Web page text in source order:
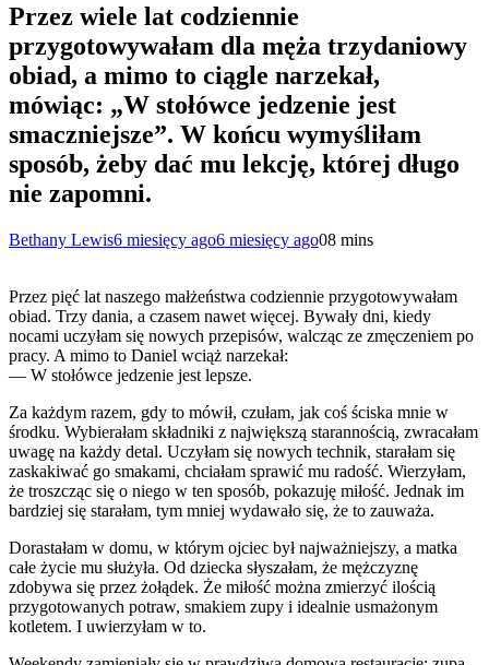
Przez wiele lat codziennie
przygotowywałam dla męża trzydaniowy
obiad, a mimo to ciągle narzekał,
mówiąc: „W stołówce jedzenie jest
smaczniejsze”. W końcu wymyśliłam
sposób, żeby dać mu lekcję, której długo
nie zapomni.
Bethany Lewis6 miesięcy ago6 miesięcy ago08 mins
Przez pięć lat naszego małżeństwa codziennie przygotowywałam
obiad. Trzy dania, a czasem nawet więcej. Bywały dni, kiedy
nocami uczyłam się nowych przepisów, walcząc ze zmęczeniem po
pracy. A mimo to Daniel wciąż narzekał:
— W stołówce jedzenie jest lepsze.
Za każdym razem, gdy to mówił, czułam, jak coś ściska mnie w
środku. Wybierałam składniki z największą starannością, zwracałam
uwagę na każdy detal. Uczyłam się nowych technik, starałam się
zaskakiwać go smakami, chciałam sprawić mu radość. Wierzyłam,
że troszcząc się o niego w ten sposób, pokazuję miłość. Jednak im
bardziej się starałam, tym mniej wydawało się, że to zauważa.
Dorastałam w domu, w którym ojciec był najważniejszy, a matka
całe życie mu służyła. Od dziecka słyszałam, że mężczyznę
zdobywa się przez żołądek. Że miłość można zmierzyć ilością
przygotowanych potraw, smakiem zupy i idealnie usmażonym
kotletem. I uwierzyłam w to.